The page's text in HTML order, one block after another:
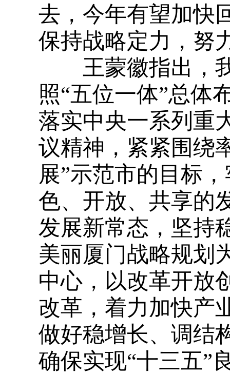
去，今年有望加快
保持战略定力，努
王蒙徽指出，我
照“五位一体”总体
落实中央一系列重
议精神，紧紧围绕
展”示范市的目标
色、开放、共享的
发展新常态，坚持
美丽厦门战略规划
中心，以改革开放
改革，着力加快产
做好稳增长、调结
确保实现“十三五”